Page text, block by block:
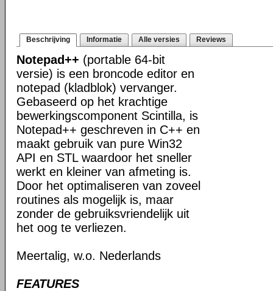
Beschrijving Informatie Alle versies Reviews
Notepad++ (portable 64-bit
versie) is een broncode editor en
notepad (kladblok) vervanger.
Gebaseerd op het krachtige
bewerkingscomponent Scintilla, is
Notepad++ geschreven in C++ en
maakt gebruik van pure Win32
API en STL waardoor het sneller
werkt en kleiner van afmeting is.
Door het optimaliseren van zoveel
routines als mogelijk is, maar
zonder de gebruiksvriendelijk uit
het oog te verliezen.
Meertalig, w.o. Nederlands
FEATURES